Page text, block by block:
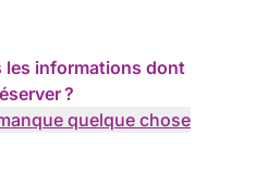
informations dont
?
quelque chose